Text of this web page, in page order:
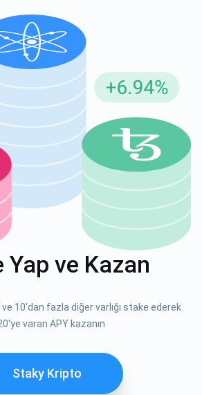
Yap ve Kazan
ve 10'dan fazla diğer varlığı stake ederek
varan APY kazanın
Staky Kripto
Atomic
1000.000
ABONE OL
göz atın
için Abone Ol
ve kripto kılavuzlarını ilk alan
siz olun